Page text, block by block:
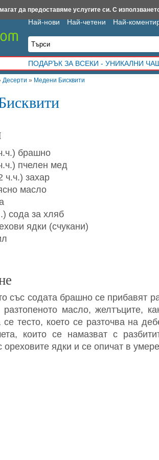
Десерти » Медени Бисквити
брашно
пчелен мед
ч.ч.) захар
масло
сода за хляб
ядки (счукани)
със содата брашно се прибавят
разтопеното масло, желтъците,
се тесто, което се разточва на
които се намазват с
ореховите ядки и се опичат в
Най-нови Най-четени Най-
ПОДАРЪК ЗА ВСЕКИ - УНИКАЛНИ
Kak-da.com Iztochnik.com BauBau.bg NewAge.bg
да предоставяме услугите си. С